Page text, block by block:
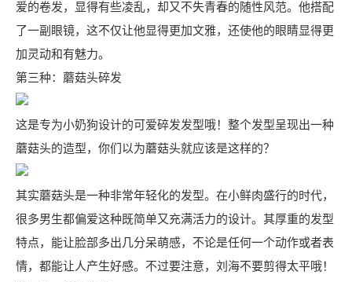
爱的卷发，显得有些凌乱，却又不失青春的随性风范。他搭配
了一副眼镜，这不仅让他显得更加文雅，还使他的眼睛显得更
加灵动和有魅力。
第三种：蘑菇头碎发
这是专为小奶狗设计的可爱碎发发型哦！整个发型呈现出一种
蘑菇头的造型，你们以为蘑菇头就应该是这样的？
其实蘑菇头是一种非常年轻化的发型。在小鲜肉盛行的时代，
很多男生都偏爱这种既简单又充满活力的设计。其厚重的发型
特点，能让脸部多出几分呆萌感，不论是任何一个动作或者表
情，都能让人产生好感。不过要注意，刘海不要剪得太平哦！